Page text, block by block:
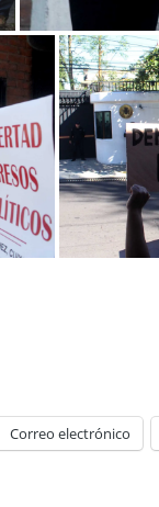
Correo electrónico